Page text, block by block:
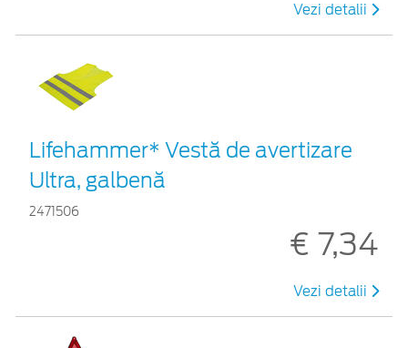
Vezi detalii
Lifehammer* Vestă de avertizare
Ultra, galbenă
2471506
€ 7,34
Vezi detalii